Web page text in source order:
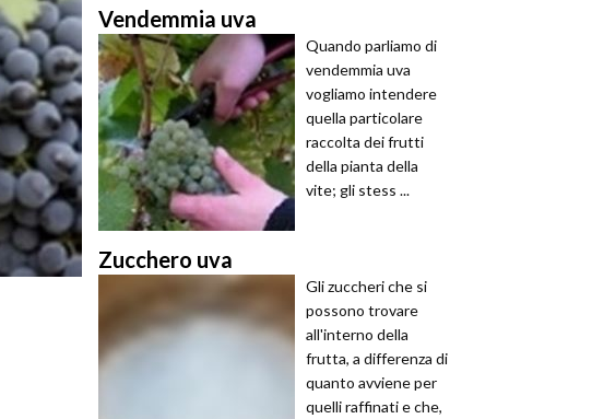
Vendemmia uva
Quando parliamo di
vendemmia uva
vogliamo intendere
quella particolare
raccolta dei frutti
della pianta della
vite; gli stess ...
Zucchero uva
Gli zuccheri che si
possono trovare
all'interno della
frutta, a differenza di
quanto avviene per
quelli raffinati e che,